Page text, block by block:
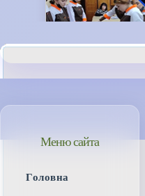
Меню сайта
Головна